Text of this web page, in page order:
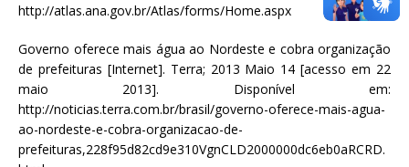
http://atlas.ana.gov.br/Atlas/forms/Home.aspx
Governo oferece mais água ao Nordeste e cobra organização
de prefeituras [Internet]. Terra; 2013 Maio 14 [acesso em 22
maio 2013]. Disponível em:
http://noticias.terra.com.br/brasil/governo-oferece-mais-agua-
ao-nordeste-e-cobra-organizacao-de-
prefeituras,228f95d82cd9e310VgnCLD2000000dc6eb0aRCRD.